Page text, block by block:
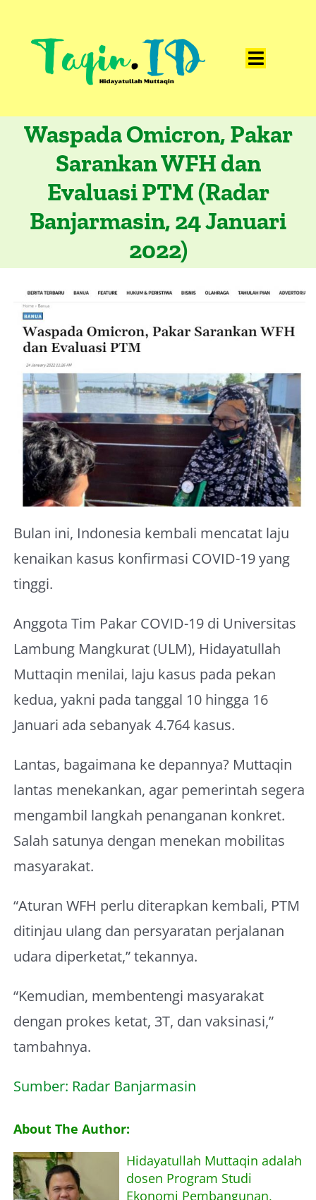
content
Toggle
Catatan
Artikel
Visualisasi
Data
About Me
Waspada Omicron, Pakar
Sarankan WFH dan
Evaluasi PTM (Radar
Banjarmasin, 24 Januari
2022)
Bulan ini, Indonesia kembali mencatat laju
kenaikan kasus konfirmasi COVID-19 yang
tinggi.
Anggota Tim Pakar COVID-19 di Universitas
Lambung Mangkurat (ULM), Hidayatullah
Muttaqin menilai, laju kasus pada pekan
kedua, yakni pada tanggal 10 hingga 16
Januari ada sebanyak 4.764 kasus.
Lantas, bagaimana ke depannya? Muttaqin
lantas menekankan, agar pemerintah segera
mengambil langkah penanganan konkret.
Salah satunya dengan menekan mobilitas
masyarakat.
“Aturan WFH perlu diterapkan kembali, PTM
ditinjau ulang dan persyaratan perjalanan
udara diperketat,” tekannya.
“Kemudian, membentengi masyarakat
dengan prokes ketat, 3T, dan vaksinasi,”
tambahnya.
Sumber: Radar Banjarmasin
About The Author:
Hidayatullah Muttaqin adalah
dosen Program Studi
Ekonomi Pembangunan,